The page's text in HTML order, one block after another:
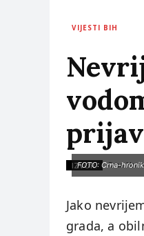
VIJESTI BIH
IZVOR: Crna
FOTO: Crna-
Jako
grada, a